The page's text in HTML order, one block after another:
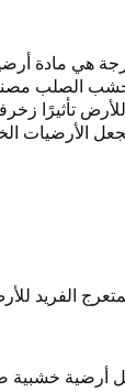
هي مادة
الصلب
تأثيرًا
الأرضيات
الفريد
خشبية